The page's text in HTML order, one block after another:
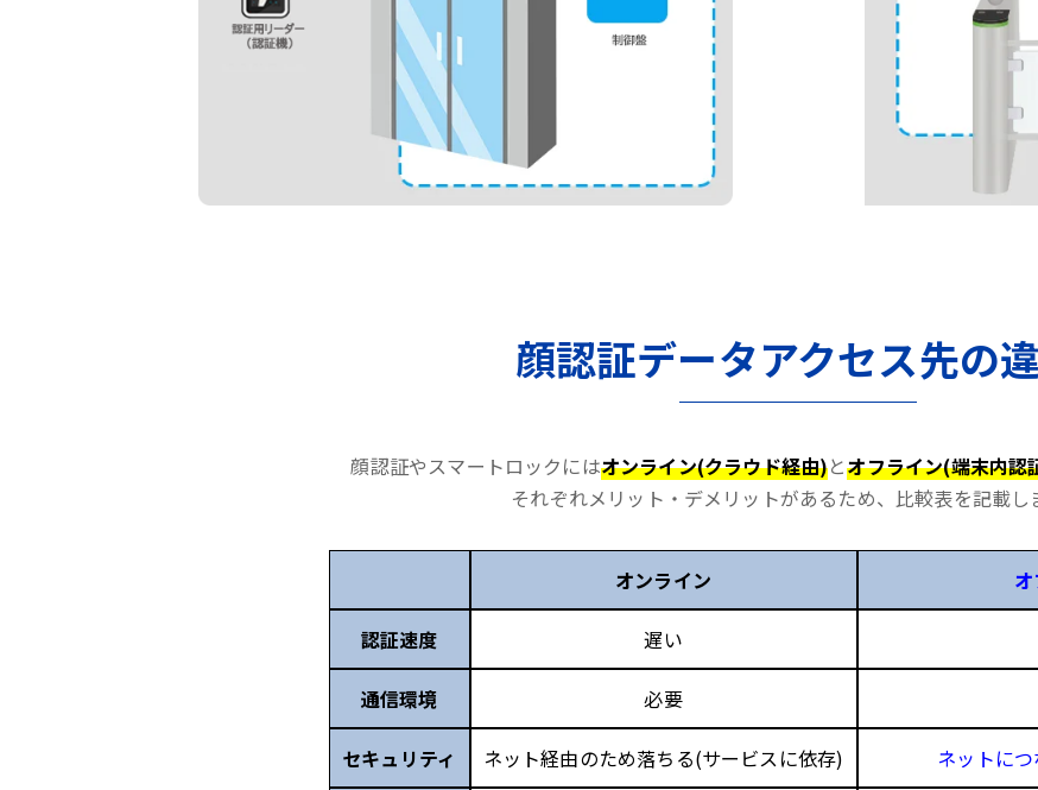
顔認証データアクセス先の
顔認証やスマートロックにはオンライン(クラウド経由)とオフライン(端末内認
それぞれメリット・デメリットがあるため、比較表を記載し
オンライン
認証速度 遅い
通信環境 必要
セキュリティ ネット経由のため落ちる(サービスに依存) ネットに